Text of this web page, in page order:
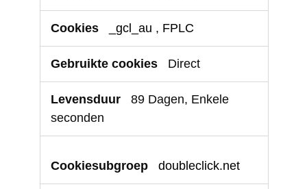
_gcl_au , FPLC
Direct
89 Dagen, Enkele
seconden
doubleclick.net